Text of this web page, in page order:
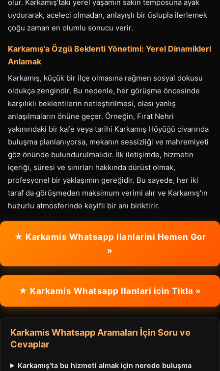
olur. Karkamış’taki yerel yaşamın sakin temposuna ayak
uydurarak, aceleci olmadan, anlayışlı bir üslupla ilerlemek
çoğu zaman en olumlu sonucu verir.
Karkamış'a Özgü Beklenti Yönetimi: Yerel Dinamikleri
Anlamak
Karkamış, küçük bir ilçe olmasına rağmen sosyal dokusu
oldukça zengindir. Bu nedenle, her görüşme öncesinde
karşılıklı beklentilerin netleştirilmesi, olası yanlış
anlaşılmaların önüne geçer. Örneğin, Fırat Nehri
yakınındaki bir kafe veya tarihi Karkamış Höyüğü civarında
buluşma planlanıyorsa, mekanın sessizliği ve mahremiyeti
göz önünde bulundurulmalıdır. İlk iletişimde, hizmetin
içeriği, süresi ve sınırları hakkında dürüst olmak,
profesyonel bir yaklaşımın gereğidir. Bu sayede, her iki
taraf da görüşmeden maksimum verimi alır ve Karkamış'ın
huzurlu atmosferinde keyifli bir anı biriktirir.
★ Karkamis Whatsapp Ilanlarini Hemen Gor
»
★ Karkamis Whatsapp Ilanlari icin Tikla »
Karkamis Whatsapp Aramaları İçin Soru ve
Cevaplar
Karkamış’ta bu hizmeti almak için nerede buluşma